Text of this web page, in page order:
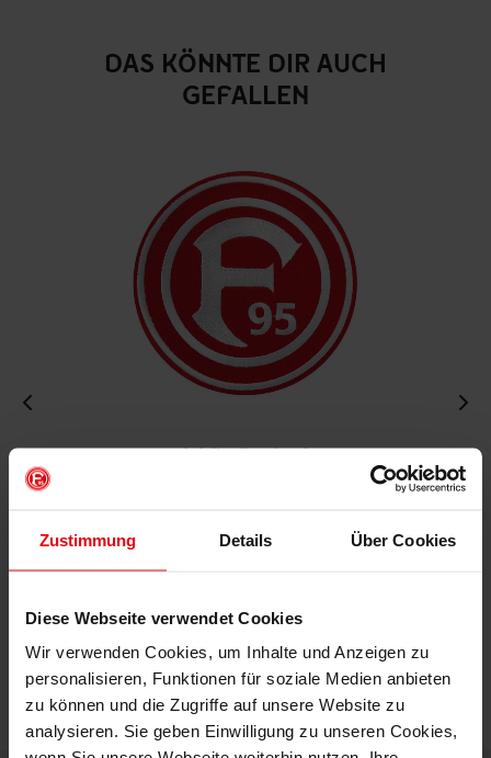
Zustimmung Details Über Cookies
Diese Webseite verwendet Cookies
Wir verwenden Cookies, um Inhalte und Anzeigen zu
personalisieren, Funktionen für soziale Medien anbieten
zu können und die Zugriffe auf unsere Website zu
analysieren. Sie geben Einwilligung zu unseren Cookies,
DAS KÖNNTE DIR AUCH
GEFALLEN
Aufnäher "Logo" groß
IN DEN WARENKORB